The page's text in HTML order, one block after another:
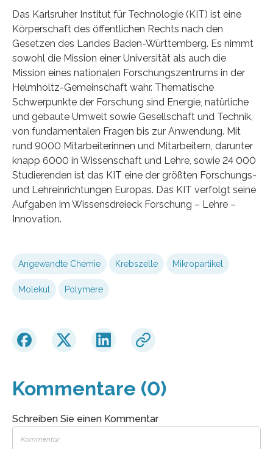
Das Karlsruher Institut für Technologie (KIT) ist eine
Körperschaft des öffentlichen Rechts nach den
Gesetzen des Landes Baden-Württemberg. Es nimmt
sowohl die Mission einer Universität als auch die
Mission eines nationalen Forschungszentrums in der
Helmholtz-Gemeinschaft wahr. Thematische
Schwerpunkte der Forschung sind Energie, natürliche
und gebaute Umwelt sowie Gesellschaft und Technik,
von fundamentalen Fragen bis zur Anwendung. Mit
rund 9000 Mitarbeiterinnen und Mitarbeitern, darunter
knapp 6000 in Wissenschaft und Lehre, sowie 24 000
Studierenden ist das KIT eine der größten Forschungs-
und Lehreinrichtungen Europas. Das KIT verfolgt seine
Aufgaben im Wissensdreieck Forschung – Lehre –
Innovation.
Angewandte Chemie Krebszelle Mikropartikel
Molekül Polymere
Kommentare (0)
Schreiben Sie einen Kommentar